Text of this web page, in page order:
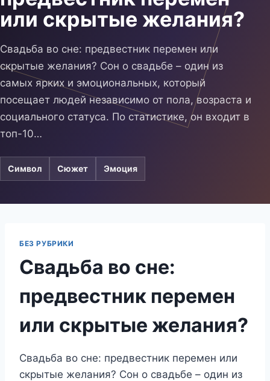
или скрытые желания?
Свадьба во сне: предвестник перемен или
скрытые желания? Сон о свадьбе – один из
самых ярких и эмоциональных, который
посещает людей независимо от пола, возраста и
социального статуса. По статистике, он входит в
топ-10…
Символ Сюжет Эмоция
БЕЗ РУБРИКИ
Свадьба во сне:
предвестник перемен
или скрытые желания?
Свадьба во сне: предвестник перемен или
скрытые желания? Сон о свадьбе – один из